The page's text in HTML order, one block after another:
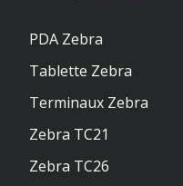
PDA Zebra
Tablette Zebra
Terminaux Zebra
Zebra TC21
Zebra TC26